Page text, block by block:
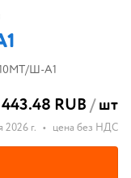
10МТ/Ш-А1
443.48 RUB/шт
2026 г. • цена без НДС